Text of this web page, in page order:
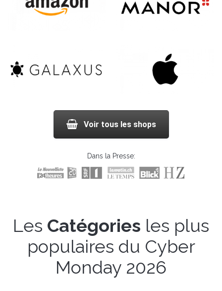
Voir tous les shops
Dans la Presse:
Les Catégories les plus
populaires du Cyber
Monday 2026